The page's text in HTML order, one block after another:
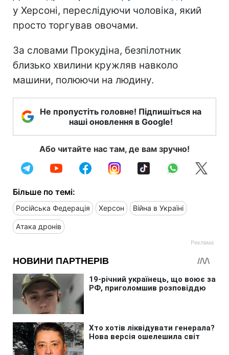
у Херсоні, переслідуючи чоловіка, який
просто торгував овочами.
За словами Прокудіна, безпілотник
близько хвилини кружляв навколо
машини, полюючи на людину.
Не пропустіть головне! Підпишіться на
наші оновлення в Google!
Або читайте нас там, де вам зручно!
Більше по темі:
Російська Федерація Херсон Війна в Україні
Атака дронів